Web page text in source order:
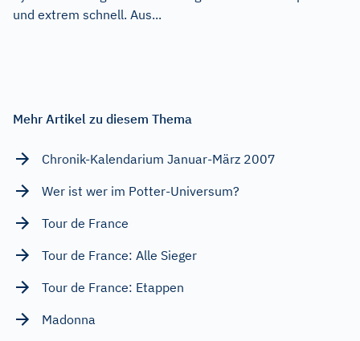
und extrem schnell. Aus...
Mehr Artikel zu diesem Thema
Chronik-Kalendarium Januar-März 2007
Wer ist wer im Potter-Universum?
Tour de France
Tour de France: Alle Sieger
Tour de France: Etappen
Madonna